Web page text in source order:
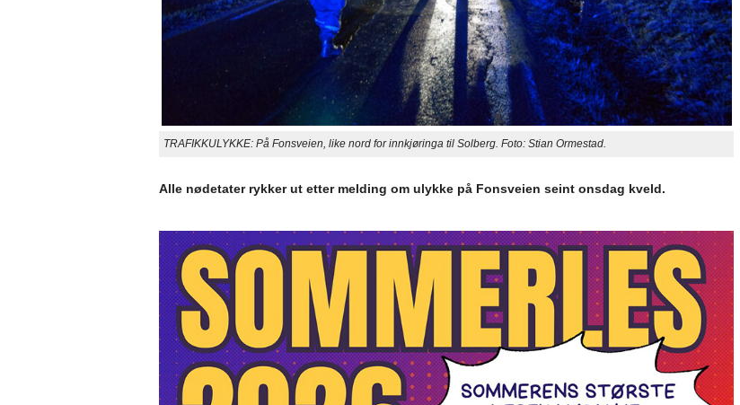
TRAFIKKULYKKE: På Fonsveien, like nord for innkjøringa til Solberg. Foto: Stian Ormestad.
Alle nødetater rykker ut etter melding om ulykke på Fonsveien seint onsdag kveld.